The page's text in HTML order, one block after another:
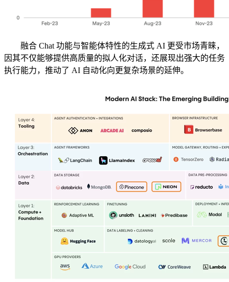
融合 Chat 功能与智能体特性的生成式 AI 更受市场青睐，
因其不仅能够提供高质量的拟人化对话，还展现出强大的任务
执行能力，推动了 AI 自动化向更复杂场景的延伸。